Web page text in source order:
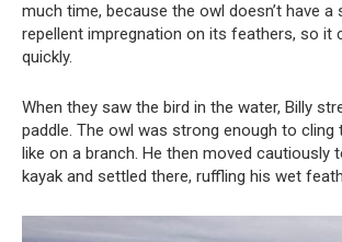
much time, because the owl doesn’t have a
repellent impregnation on its feathers, so it
quickly.
When they saw the bird in the water, Billy
paddle. The owl was strong enough to cling
like on a branch. He then moved cautiously
kayak and settled there, ruffling his wet